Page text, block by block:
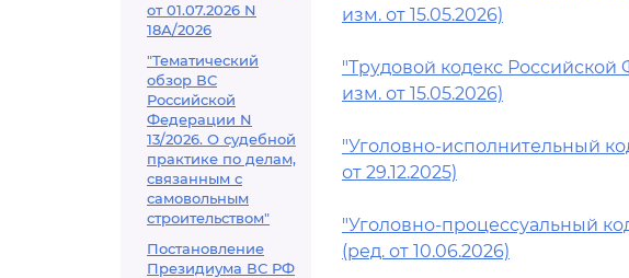
от 01.07.2026 N
18А/2026
"Тематический
обзор ВС
Российской
Федерации N
13/2026. О судебной
практике по делам,
связанным с
самовольным
строительством"
Постановление
Президиума ВС РФ
изм. от 15.05.2026)
"Трудовой кодекс Российской
изм. от 15.05.2026)
"Уголовно-исполнительный
от 29.12.2025)
"Уголовно-процессуальный
(ред. от 10.06.2026)